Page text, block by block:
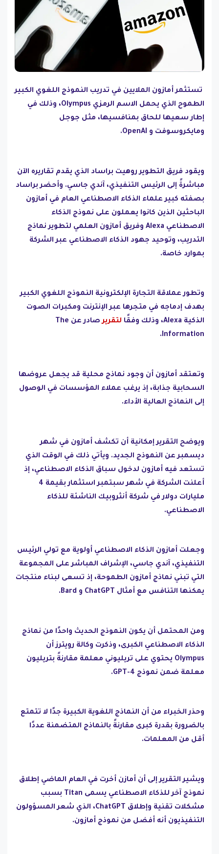
تستثمر أمازون الملايين في تدريب النموذج اللغوي الكبير
الطموح الذي يحمل الاسم الرمزي Olympus، وذلك في
إطار سعيها للحاق بمنافسيها، مثل جوجل
ومايكروسوفت و OpenAI.
ويقود فريق التطوير روهيت براساد الذي يقدم تقاريره الآن
مباشرةً إلى الرئيس التنفيذي، آندي جاسي. وأحضر براساد
بصفته كبير علماء الذكاء الاصطناعي العام في أمازون
الباحثين الذين كانوا يعملون على نموذج الذكاء
الاصطناعي Alexa وفريق أمازون العلمي لتطوير نماذج
التدريب، وتوحيد جهود الذكاء الاصطناعي عبر الشركة
بموارد خاصة.
وتطور عملاقة التجارة الإلكترونية النموذج اللغوي الكبير
بهدف إدماجه في متجرها عبر الإنترنت ومكبرات الصوت
الذكية Alexa، وذلك وفقًا
لتقرير
صادر عن The
Information.
وتعتقد أمازون أن وجود نماذج محلية قد يجعل عروضها
السحابية جذابة، إذ يرغب عملاء المؤسسات في الوصول
إلى النماذج العالية الأداء.
ويوضح التقرير إمكانية أن تكشف أمازون في شهر
ديسمبر عن النموذج الجديد. ويأتي ذلك في الوقت الذي
تستعد فيه أمازون لدخول سباق الذكاء الاصطناعي، إذ
أعلنت الشركة في شهر سبتمبر استثمار بقيمة 4
مليارات دولار في شركة أنثروبيك الناشئة للذكاء
الاصطناعي.
وجعلت أمازون الذكاء الاصطناعي أولوية مع تولي الرئيس
التنفيذي، آندي جاسي، الإشراف المباشر على المجموعة
التي تبني نماذج أمازون الطموحة، إذ تسعى لبناء منتجات
يمكنها التنافس مع أمثال ChatGPT و Bard.
ومن المحتمل أن يكون النموذج الحديث واحدًا من نماذج
الذكاء الاصطناعي الكبرى، وذكرت وكالة رويترز أن
Olympus يحتوي على تريليوني معلمة مقارنةً بتريليون
معلمة ضمن نموذج GPT-4.
وحذر الخبراء من أن النماذج اللغوية الكبيرة جدًا لا تتمتع
بالضرورة بقدرة كبرى مقارنةً بالنماذج المتضمنة عددًا
أقل من المعلمات.
ويشير التقرير إلى أن أمازن أخرت في العام الماضي إطلاق
نموذج آخر للذكاء الاصطناعي يسمى Titan بسبب
مشكلات تقنية وإطلاق ChatGPT، الذي شعر المسؤولون
التنفيذيون أنه أفضل من نموذج أمازون.